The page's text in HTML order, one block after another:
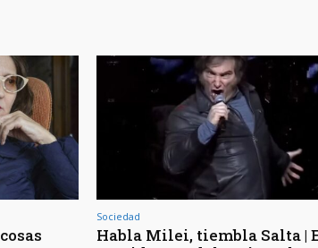
Sociedad
Habla Milei, tiembla Salta |